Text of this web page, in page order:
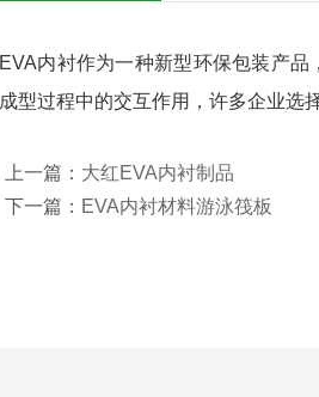
EVA内衬作为一种新型环保包装产品
成型过程中的交互作用，许多企业选
上一篇： 大红EVA内衬制品
下一篇： EVA内衬材料游泳筏板